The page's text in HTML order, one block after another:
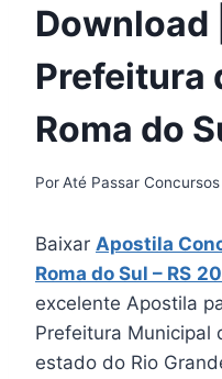
Download
Prefeitura
Roma do
PorAté Passar Concursos
Baixar Apostila
Roma do Sul – RS
excelente Apostila
Prefeitura Municipal
estado do Rio